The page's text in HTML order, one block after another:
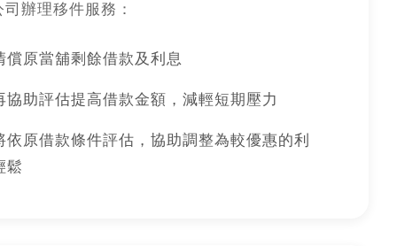
辦理移件服務：
償原當舖剩餘借款及利息
協助評估提高借款金額，減輕短期壓力
原借款條件評估，協助調整為較優惠的利
鬆